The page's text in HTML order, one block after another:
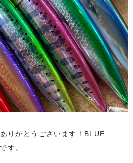
りがとうございます！BLUE
す。